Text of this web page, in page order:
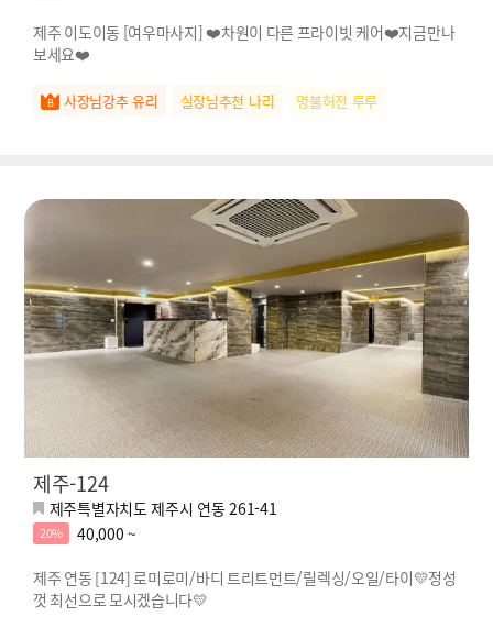
제주 이도이동 [여우마사지] ❤️차원이 다른 프라이빗 케어❤️지금만나
보세요❤️
사장님강추 유리 실장님추천 나리 명불허전 루루
제주-124
제주특별자치도 제주시 연동 261-41
20%
40,000 ~
제주 연동 [124] 로미로미/바디 트리트먼트/릴렉싱/오일/타이💛정성
껏 최선으로 모시겠습니다💛